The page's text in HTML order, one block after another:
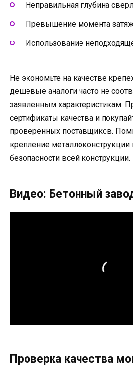
Неправильная глубина
Превышение момента
Использование
Не экономьте на качестве
дешевые аналоги часто не
заявленным характеристикам.
сертификаты качества и
проверенных поставщиков.
крепление металлоконструкции
безопасности всей конструкции.
Видео: Бетонный
Проверка качества